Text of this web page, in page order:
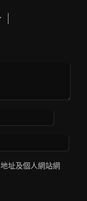
址及個人網站網